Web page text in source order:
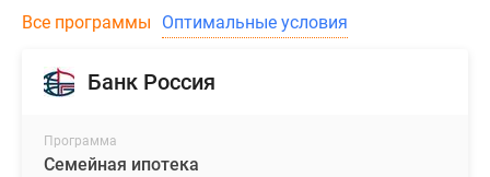
Все программы Оптимальные условия
Банк Россия
Программа
Семейная ипотека